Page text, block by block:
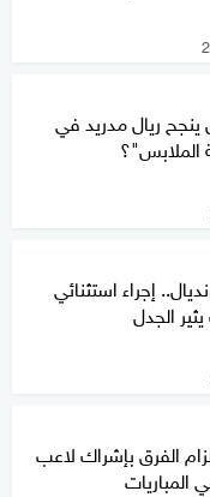
ينجح ريال مدريد في
الملابس"؟
إجراء استثنائي
الجدل
الفرق بإشراك لاعب